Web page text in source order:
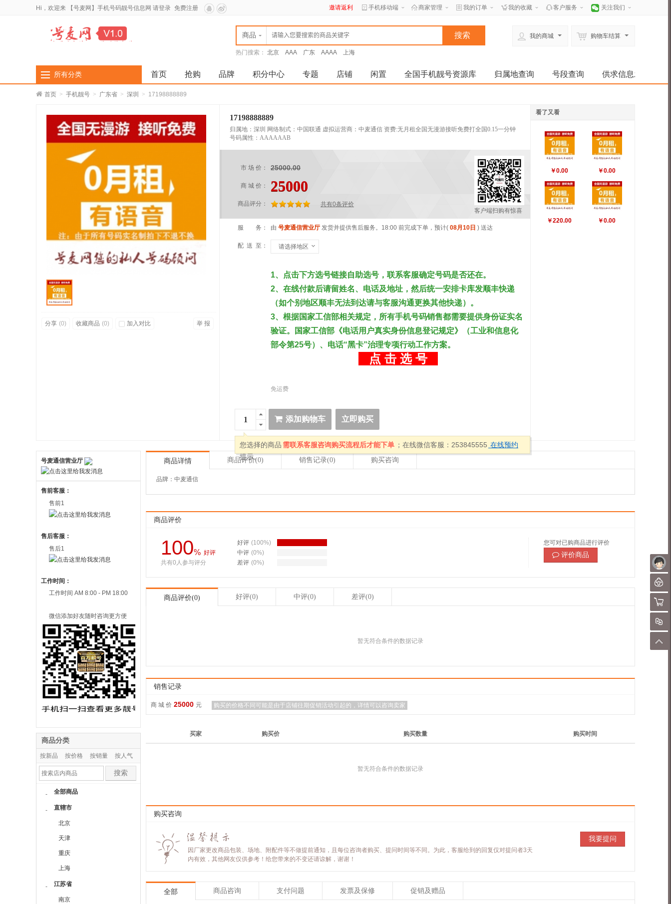
未
聊
购物
对
顶
Hi，欢迎来 【号麦网】手机号码靓号信息网 请登录 免费注册 邀请返利 手机移动端 商家管理 我的订单 我的收藏 客户服务 关注我们
商品
热门搜索： 北京 AAA 广东 AAAA 上海
我的商城 购物车结算
所有分类 首页 抢购 品牌 积分中心 专题 店铺 闲置 全国手机靓号资源库 归属地查询 号段查询 供求信息发布
首页 > 手机靓号 > 广东省 > 深圳 > 17198888889
17198888889
归属地：深圳 网络制式：中国联通 虚拟运营商：中麦通信 资费:无月租全国无漫游接听免费打全国0.15一分钟
号码属性：AAAAAAB
市 场 价： 25000.00
商 城 价： 25000
商品评分：
共有0条评价
客户端扫购有惊喜
服 务： 由 号麦通信营业厅 发货并提供售后服务。 18:00 前完成下单，预计( 08月10日 ) 送达
配 送 至： 请选择地区
1、点击下方选号链接自助选号，联系客服确定号码是否还在。
2、在线付款后请留姓名、电话及地址，然后统一安排卡库发顺丰快递
（如个别地区顺丰无法到达请与客服沟通更换其他快递）。
3、根据国家工信部相关规定，所有手机号码销售都需要提供身份证实名
验证。国家工信部《电话用户真实身份信息登记规定》（工业和信息化
部令第25号）、电话“黑卡”治理专项行动工作方案。
点 击 选 号
免运费
您选择的商品 需联系客服咨询购买流程后才能下单 ；在线微信客服：253845555 在线预约
提示。
添加购物车 立即购买
分享 (0) 收藏商品 (0) 加入对比 举 报
看了又看
￥0.00 ￥0.00
￥220.00 ￥0.00
商品详情 商品评价(0) 销售记录(0) 购买咨询
品牌：中麦通信
商品评价
100% 好评
共有0人参与评分
好评 (100%)
中评 (0%)
差评 (0%)
您可对已购商品进行评价
评价商品
商品评价(0) 好评(0) 中评(0) 差评(0)
暂无符合条件的数据记录
销售记录
商 城 价 25000 元 购买的价格不同可能是由于店铺往期促销活动引起的，详情可以咨询卖家
买家 购买价 购买数量 购买时间
暂无符合条件的数据记录
购买咨询
因厂家更改商品包装、场地、附配件等不做提前通知，且每位咨询者购买、提问时间等不同。为此，客服给到的回复仅对提问者3天
内有效，其他网友仅供参考！给您带来的不变还请谅解，谢谢！
我要提问
全部 商品咨询 支付问题 发票及保修 促销及赠品
号麦通信营业厅
售前客服：
售前1
售后客服：
售后1
工作时间：
工作时间 AM 8:00 - PM 18:00
微信添加好友随时咨询更方便
商品分类
按新品 按价格 按销量 按人气
搜索
- 全部商品
- 直辖市
北京
天津
重庆
上海
- 江苏省
南京